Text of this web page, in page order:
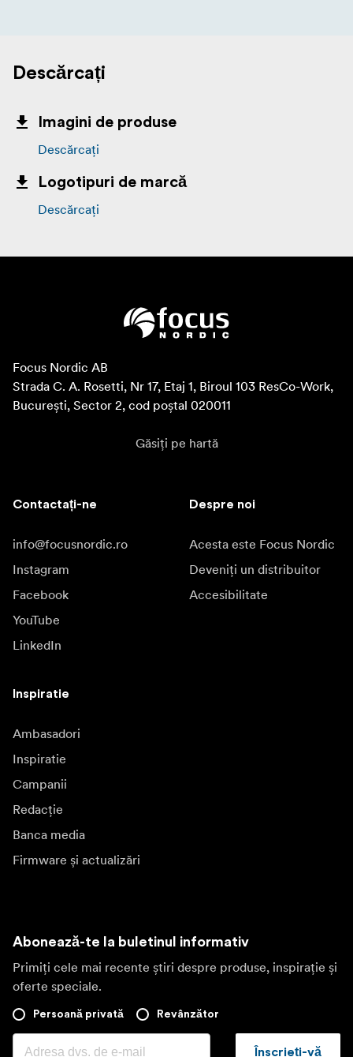
Descărcați
Imagini de produse
Descărcați
Logotipuri de marcă
Descărcați
Focus Nordic AB
Strada C. A. Rosetti, Nr 17, Etaj 1, Biroul 103 ResCo-Work,
București, Sector 2, cod poștal 020011
Găsiți pe hartă
Contactați-ne
info@focusnordic.ro
Instagram
Facebook
YouTube
LinkedIn
Despre noi
Acesta este Focus Nordic
Deveniți un distribuitor
Accesibilitate
Inspiratie
Ambasadori
Inspiratie
Campanii
Redacție
Banca media
Firmware și actualizări
Abonează-te la buletinul informativ
Primiți cele mai recente știri despre produse, inspirație și
oferte speciale.
Persoană privată Revânzător
Înscrieți-vă